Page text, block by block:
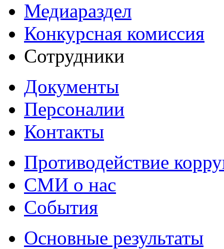
Медиараздел
Конкурсная комиссия
Сотрудники
Документы
Персоналии
Контакты
Противодействие
СМИ о нас
События
Основные результаты